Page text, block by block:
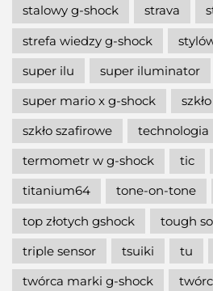
stalowy g-shock
strava
strefa wiedzy g-shock
super ilu
super iluminator
super mario x g-shock
szkło szafirowe
technologia
termometr w g-shock
tic
titanium64
tone-on-tone
top złotych gshock
tough
triple sensor
tsuiki tu
twórca marki g-shock